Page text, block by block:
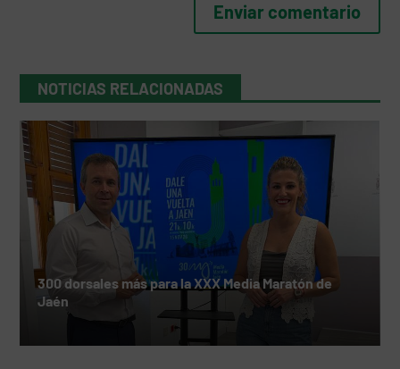
NOTICIAS RELACIONADAS
300 dorsales más para la XXX Media Maratón de
Jaén